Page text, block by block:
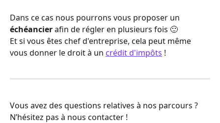
Dans ce cas nous pourrons vous proposer un
échéancier afin de régler en plusieurs fois 🙂
Et si vous êtes chef d'entreprise, cela peut même
vous donner le droit à un crédit d'impôts !
Vous avez des questions relatives à nos parcours ?
N’hésitez pas à nous contacter !